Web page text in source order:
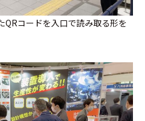
QRコードを入口で読み取る形を